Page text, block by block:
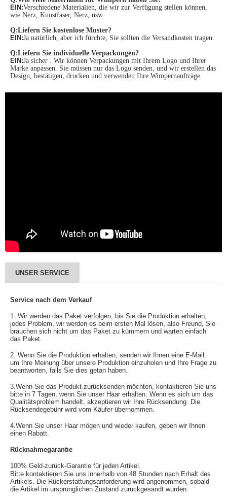
EIN:Verschiedene Materialien, die wir zur Verfügung stellen können,
wie Nerz, Kunstfaser, Nerz, usw.
Q:Liefern Sie kostenlose Muster?
EIN:Ja natürlich, aber ich fürchte, Sie sollten die Versandkosten tragen.
Q:Liefern Sie individuelle Verpackungen?
EIN:Ja sicher . Wir können Verpackungen mit Ihrem Logo und Ihrer
Marke anpassen. Sie müssen nur das Logo senden, und wir erstellen das
Design, bestätigen, drucken und verwenden Ihre Wimpernaufträge.
UNSER SERVICE
Service nach dem Verkauf
1. Wir werden das Paket verfolgen, bis Sie die Produktion erhalten,
jedes Problem, wir werden es beim ersten Mal lösen, also Freund, Sie
brauchen sich nicht um das Paket zu kümmern und warten einfach
das Paket.
2. Wenn Sie die Produktion erhalten, senden wir Ihnen eine E-Mail,
um Ihre Meinung über unsere Produktion einzuholen und Ihre Frage zu
beantworten, falls Sie dies getan haben.
3.Wenn Sie das Produkt zurücksenden möchten, kontaktieren Sie uns
bitte in 7 Tagen, wenn Sie unser Haar erhalten. Wenn es sich um das
Qualitätsproblem handelt, akzeptieren wir Ihre Rücksendung. Die
Rücksendegebühr wird vom Käufer übernommen.
4.Wenn Sie unser Haar mögen und wieder kaufen, geben wir Ihnen
einen Rabatt.
Rücknahmegarantie
100% Geld-zurück-Garantie für jeden Artikel.
Bitte kontaktieren Sie uns innerhalb von 48 Stunden nach Erhalt des
Artikels. Die Rückerstattungsanforderung wird angenommen, sobald
die Artikel im ursprünglichen Zustand zurückgesandt wurden.